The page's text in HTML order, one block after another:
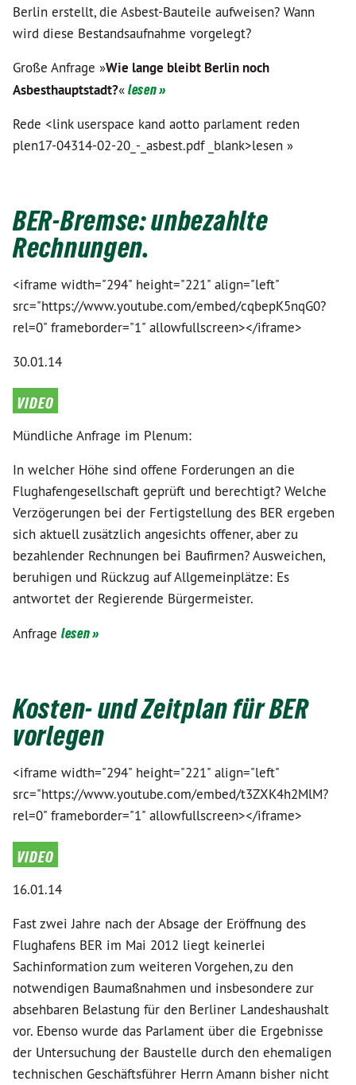
Berlin erstellt, die Asbest-Bauteile aufweisen? Wann
wird diese Bestandsaufnahme vorgelegt?
Große Anfrage »Wie lange bleibt Berlin noch
Asbesthauptstadt?«lesen »
Rede <link userspace kand aotto parlament reden
plen17-04314-02-20_-_asbest.pdf _blank>lesen »
BER-Bremse: unbezahlte
Rechnungen.
<iframe width="294" height="221" align="left"
src="https://www.youtube.com/embed/cqbepK5nqG0?
rel=0" frameborder="1" allowfullscreen></iframe>
30.01.14
video
Mündliche Anfrage im Plenum:
In welcher Höhe sind offene Forderungen an die
Flughafengesellschaft geprüft und berechtigt? Welche
Verzögerungen bei der Fertigstellung des BER ergeben
sich aktuell zusätzlich angesichts offener, aber zu
bezahlender Rechnungen bei Baufirmen? Ausweichen,
beruhigen und Rückzug auf Allgemeinplätze: Es
antwortet der Regierende Bürgermeister.
Anfrage lesen »
Kosten- und Zeitplan für BER
vorlegen
<iframe width="294" height="221" align="left"
src="https://www.youtube.com/embed/t3ZXK4h2MlM?
rel=0" frameborder="1" allowfullscreen></iframe>
video
16.01.14
Fast zwei Jahre nach der Absage der Eröffnung des
Flughafens BER im Mai 2012 liegt keinerlei
Sachinformation zum weiteren Vorgehen, zu den
notwendigen Baumaßnahmen und insbesondere zur
absehbaren Belastung für den Berliner Landeshaushalt
vor. Ebenso wurde das Parlament über die Ergebnisse
der Untersuchung der Baustelle durch den ehemaligen
technischen Geschäftsführer Herrn Amann bisher nicht